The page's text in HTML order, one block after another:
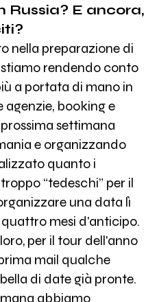
Russia? E ancora,
nella preparazione di
rendendo conto
a portata di mano in
booking e
settimana
e organizzando
quanto i
“tedeschi” per il
una data lì
mesi d'anticipo.
per il tour dell'anno
mail qualche
di date già pronte.
abbiamo